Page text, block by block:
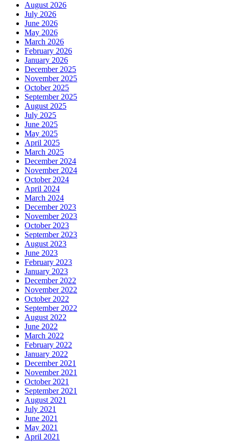
August 2026
July 2026
June 2026
May 2026
March 2026
February 2026
January 2026
December 2025
November 2025
October 2025
September 2025
August 2025
July 2025
June 2025
May 2025
April 2025
March 2025
December 2024
November 2024
October 2024
April 2024
March 2024
December 2023
November 2023
October 2023
September 2023
August 2023
June 2023
February 2023
January 2023
December 2022
November 2022
October 2022
September 2022
August 2022
June 2022
March 2022
February 2022
January 2022
December 2021
November 2021
October 2021
September 2021
August 2021
July 2021
June 2021
May 2021
April 2021